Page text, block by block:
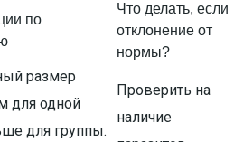
по
Что делать, если
отклонение от
нормы?
размер
для одной
для группы.
Проверить на
наличие